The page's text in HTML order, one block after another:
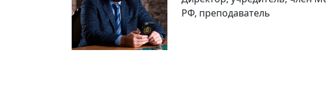
РФ, преподаватель